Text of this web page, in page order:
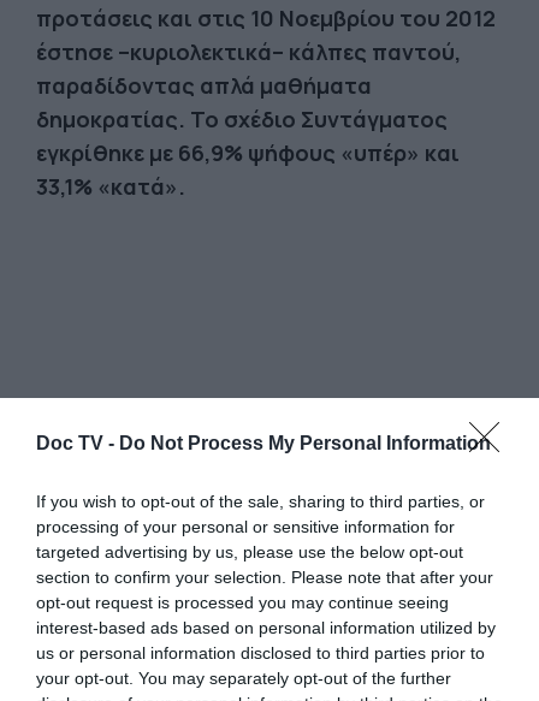
Doc TV - Do Not Process My Personal Information
If you wish to opt-out of the sale, sharing to third parties, or
processing of your personal or sensitive information for
targeted advertising by us, please use the below opt-out
section to confirm your selection. Please note that after your
opt-out request is processed you may continue seeing
interest-based ads based on personal information utilized by
us or personal information disclosed to third parties prior to
your opt-out. You may separately opt-out of the further
προτάσεις και στις 10 Νοεμβρίου του 2012
έστησε –κυριολεκτικά– κάλπες παντού,
παραδίδοντας απλά μαθήματα
δημοκρατίας. Το σχέδιο Συντάγματος
εγκρίθηκε με 66,9% ψήφους «υπέρ» και
33,1% «κατά».
Οι Ισλανδοί είχαν τη δυνατότητα να
προτείνουν τις ιδέες τους για το νέο
Σύνταγμα μέσω των ιστοσελίδων κοινωνικής
δικτύωσης. Το δημοψήφισμα έθεσε έξι